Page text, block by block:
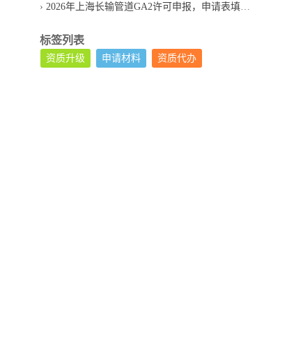
2026年上海长输管道GA2许可申报，申请表填写容易错在哪
标签列表
资质升级 申请材料 资质代办